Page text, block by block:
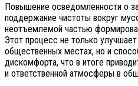
Повышение осведомленности о
поддержание чистоты вокруг
неотъемлемой частью
Этот процесс не только
общественных местах, но и
дискомфорта, что в итоге
и ответственной атмосферы в